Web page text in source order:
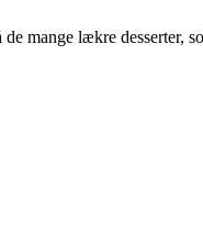
mange lækre desserter,